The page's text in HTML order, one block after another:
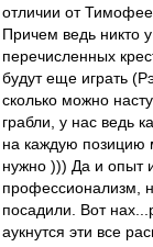
отличии от
Причем ведь никто
перечисленных
будут еще играть
сколько можно
грабли, у нас ведь
на каждую позицию
нужно ))) Да и опыт
профессионализм,
посадили. Вот
аукнутся эти все